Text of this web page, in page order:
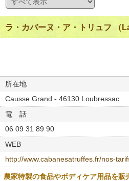
ラ・カバーヌ・ア・トリュフ （
所在地
Causse Grand - 46130 Loubressac
電 話
06 09 31 89 90
WEB
http://www.cabanesatruffes.fr/nos-
農家特製の食品やボディケア用品を販